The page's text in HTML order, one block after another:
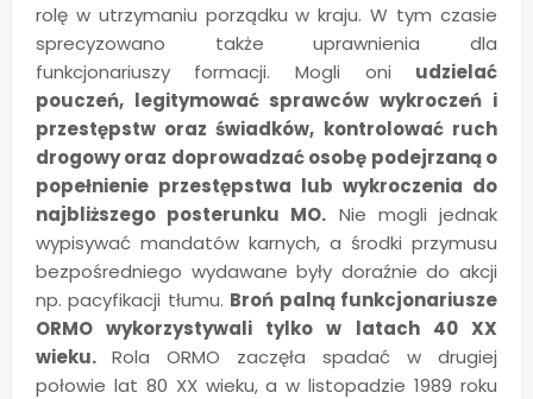
rolę w utrzymaniu porządku w kraju. W tym czasie
sprecyzowano także uprawnienia dla
funkcjonariuszy formacji. Mogli oni udzielać
pouczeń, legitymować sprawców wykroczeń i
przestępstw oraz świadków, kontrolować ruch
drogowy oraz doprowadzać osobę podejrzaną o
popełnienie przestępstwa lub wykroczenia do
najbliższego posterunku MO. Nie mogli jednak
wypisywać mandatów karnych, a środki przymusu
bezpośredniego wydawane były doraźnie do akcji
np. pacyfikacji tłumu. Broń palną funkcjonariusze
ORMO wykorzystywali tylko w latach 40 XX
wieku. Rola ORMO zaczęła spadać w drugiej
połowie lat 80 XX wieku, a w listopadzie 1989 roku